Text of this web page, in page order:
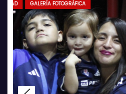
ACTUALIDAD GALERÍA FOTOGRÁFICA